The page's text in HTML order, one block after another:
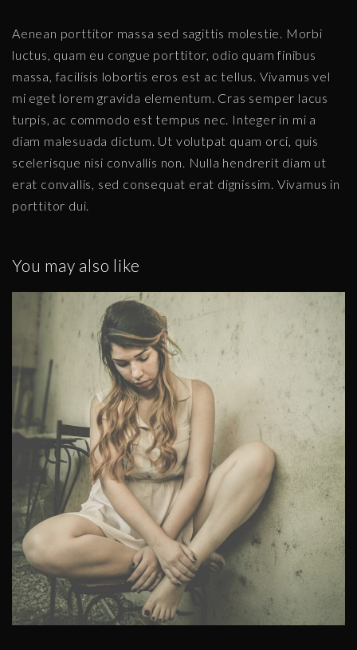
Aenean porttitor massa sed sagittis molestie. Morbi
luctus, quam eu congue porttitor, odio quam finibus
massa, facilisis lobortis eros est ac tellus. Vivamus vel
mi eget lorem gravida elementum. Cras semper lacus
turpis, ac commodo est tempus nec. Integer in mi a
diam malesuada dictum. Ut volutpat quam orci, quis
scelerisque nisi convallis non. Nulla hendrerit diam ut
erat convallis, sed consequat erat dignissim. Vivamus in
porttitor dui.
You may also like